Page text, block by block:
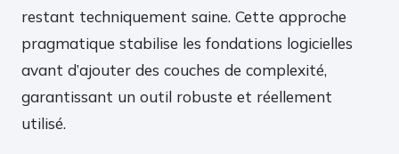
restant techniquement saine. Cette approche
pragmatique stabilise les fondations logicielles
avant d’ajouter des couches de complexité,
garantissant un outil robuste et réellement
utilisé.